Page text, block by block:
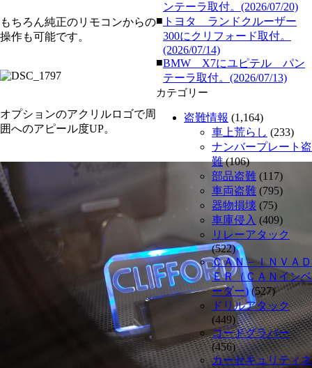
もちろん純正のリモコンからの
操作も可能です。
オプションのアクリルロゴで周
囲へのアピール度UP。
ンテーラ取付。(2026/07/20)
■ トヨタ ランドクルーザー
300にクリフォード取付。
(2026/07/14)
■BMW X7にユピテル パン
テーラ取付。(2026/07/13)
カテゴリー
盗難情報 (1,164)
車上荒らし (233)
ナンバープレート盗
難(106)
部品盗難 (117)
車両盗難 (795)
器物損壊 (75)
車庫侵入 (409)
リレーアタック
(522)
ＣＡＮ－ＩＮＶＡＤ
ＥＲ（ＣＡＮインベ
ーダー)(527)
ドリルアタック
(449)
コードグラバー
(456)
カーセキュリティネ